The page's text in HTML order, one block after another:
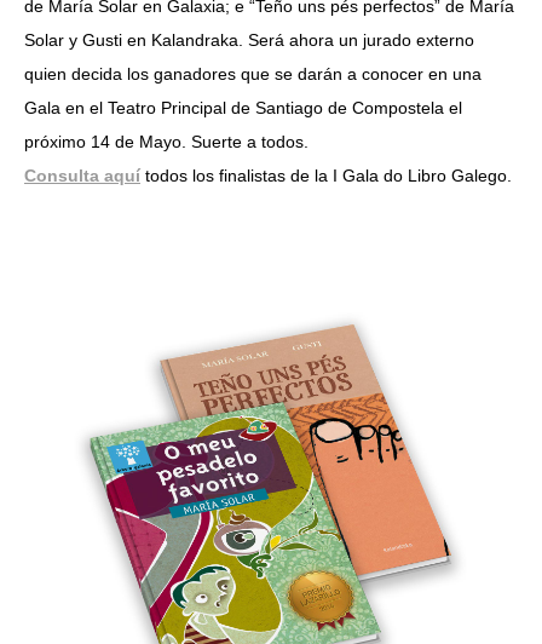
de María Solar en Galaxia; e “Teño uns pés perfectos” de María
Solar y Gusti en Kalandraka. Será ahora un jurado externo
quien decida los ganadores que se darán a conocer en una
Gala en el Teatro Principal de Santiago de Compostela el
próximo 14 de Mayo. Suerte a todos.
Consulta aquí todos los finalistas de la I Gala do Libro Galego.